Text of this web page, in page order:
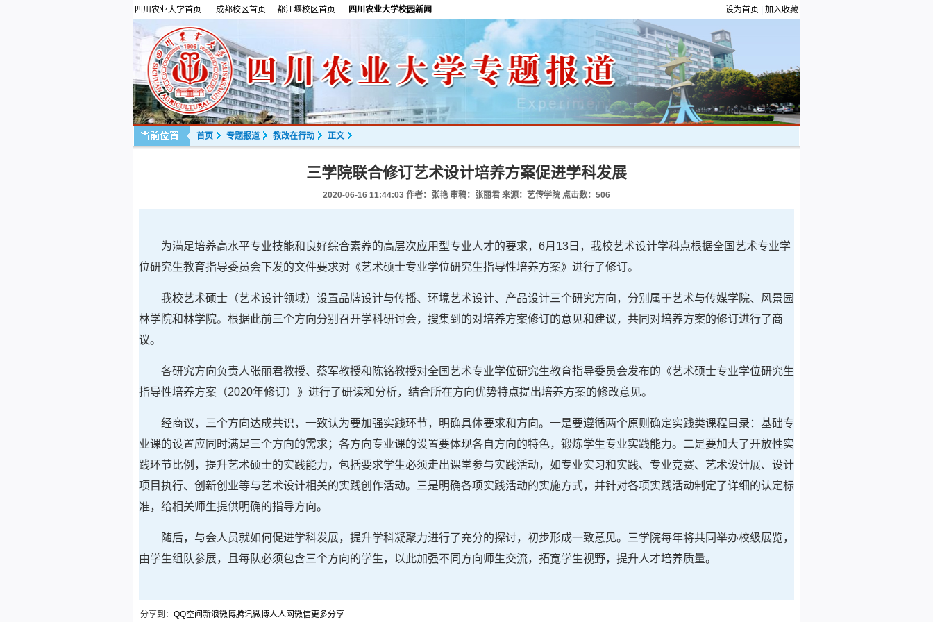
四川农业大学首页 成都校区首页 都江堰校区首页 四川农业大学校园新闻 设为首页 加入收藏
首页 专题报道 教改在行动 正文
三学院联合修订艺术设计培养方案促进学科发展
2020-06-16 11:44:03 作者：张艳 审稿：张丽君 来源：艺传学院 点击数： 506
为满足培养高水平专业技能和良好综合素养的高层次应用型专业人才的要求，6月13日，我校艺术设计学科点根据全国艺术专业学
位研究生教育指导委员会下发的文件要求对《艺术硕士专业学位研究生指导性培养方案》进行了修订。
我校艺术硕士（艺术设计领域）设置品牌设计与传播、环境艺术设计、产品设计三个研究方向，分别属于艺术与传媒学院、风景园
林学院和林学院。根据此前三个方向分别召开学科研讨会，搜集到的对培养方案修订的意见和建议，共同对培养方案的修订进行了商
议。
各研究方向负责人张丽君教授、蔡军教授和陈铭教授对全国艺术专业学位研究生教育指导委员会发布的《艺术硕士专业学位研究生
指导性培养方案（2020年修订）》进行了研读和分析，结合所在方向优势特点提出培养方案的修改意见。
经商议，三个方向达成共识，一致认为要加强实践环节，明确具体要求和方向。一是要遵循两个原则确定实践类课程目录：基础专
业课的设置应同时满足三个方向的需求；各方向专业课的设置要体现各自方向的特色，锻炼学生专业实践能力。二是要加大了开放性实
践环节比例，提升艺术硕士的实践能力，包括要求学生必须走出课堂参与实践活动，如专业实习和实践、专业竞赛、艺术设计展、设计
项目执行、创新创业等与艺术设计相关的实践创作活动。三是明确各项实践活动的实施方式，并针对各项实践活动制定了详细的认定标
准，给相关师生提供明确的指导方向。
随后，与会人员就如何促进学科发展，提升学科凝聚力进行了充分的探讨，初步形成一致意见。三学院每年将共同举办校级展览，
由学生组队参展，且每队必须包含三个方向的学生，以此加强不同方向师生交流，拓宽学生视野，提升人才培养质量。
分享到： QQ空间 新浪微博腾讯微博人人网微信更多分享